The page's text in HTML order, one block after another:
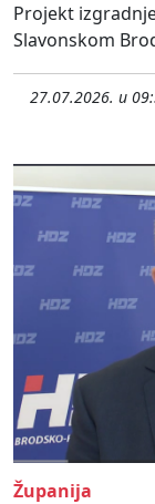
Projekt
Slavonskom
27.07.2026. u
Županija